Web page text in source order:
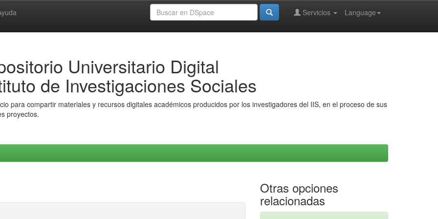
Language
Servicios
Universitario Digital
de Investigaciones Sociales
para compartir materiales y recursos digitales académicos producidos por los investigadores del IIS, en el proceso de sus
proyectos.
Otras opciones
relacionadas